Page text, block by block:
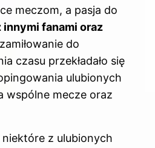
meczom, a pasja do
innymi fanami oraz
do
czasu przekładało się
ulubionych
wspólne mecze oraz
niektóre z ulubionych